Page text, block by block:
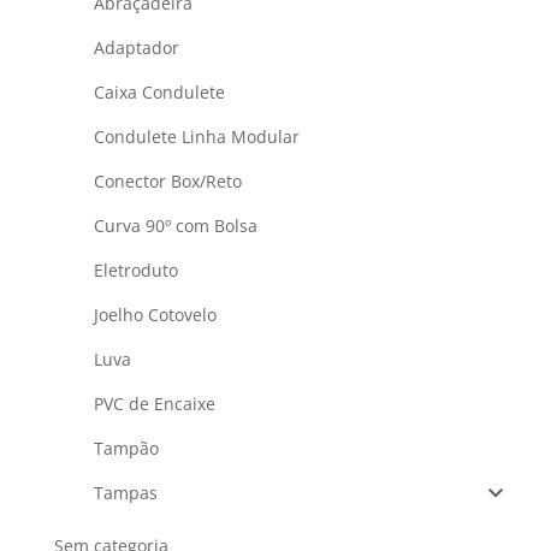
Adaptador
Caixa Condulete
Condulete Linha Modular
Conector Box/Reto
Curva 90º com Bolsa
Eletroduto
Joelho Cotovelo
Luva
PVC de Encaixe
Tampão
Tampas
Sem categoria